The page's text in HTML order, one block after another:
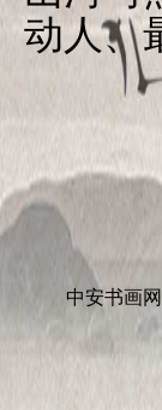
动人、
中安书画